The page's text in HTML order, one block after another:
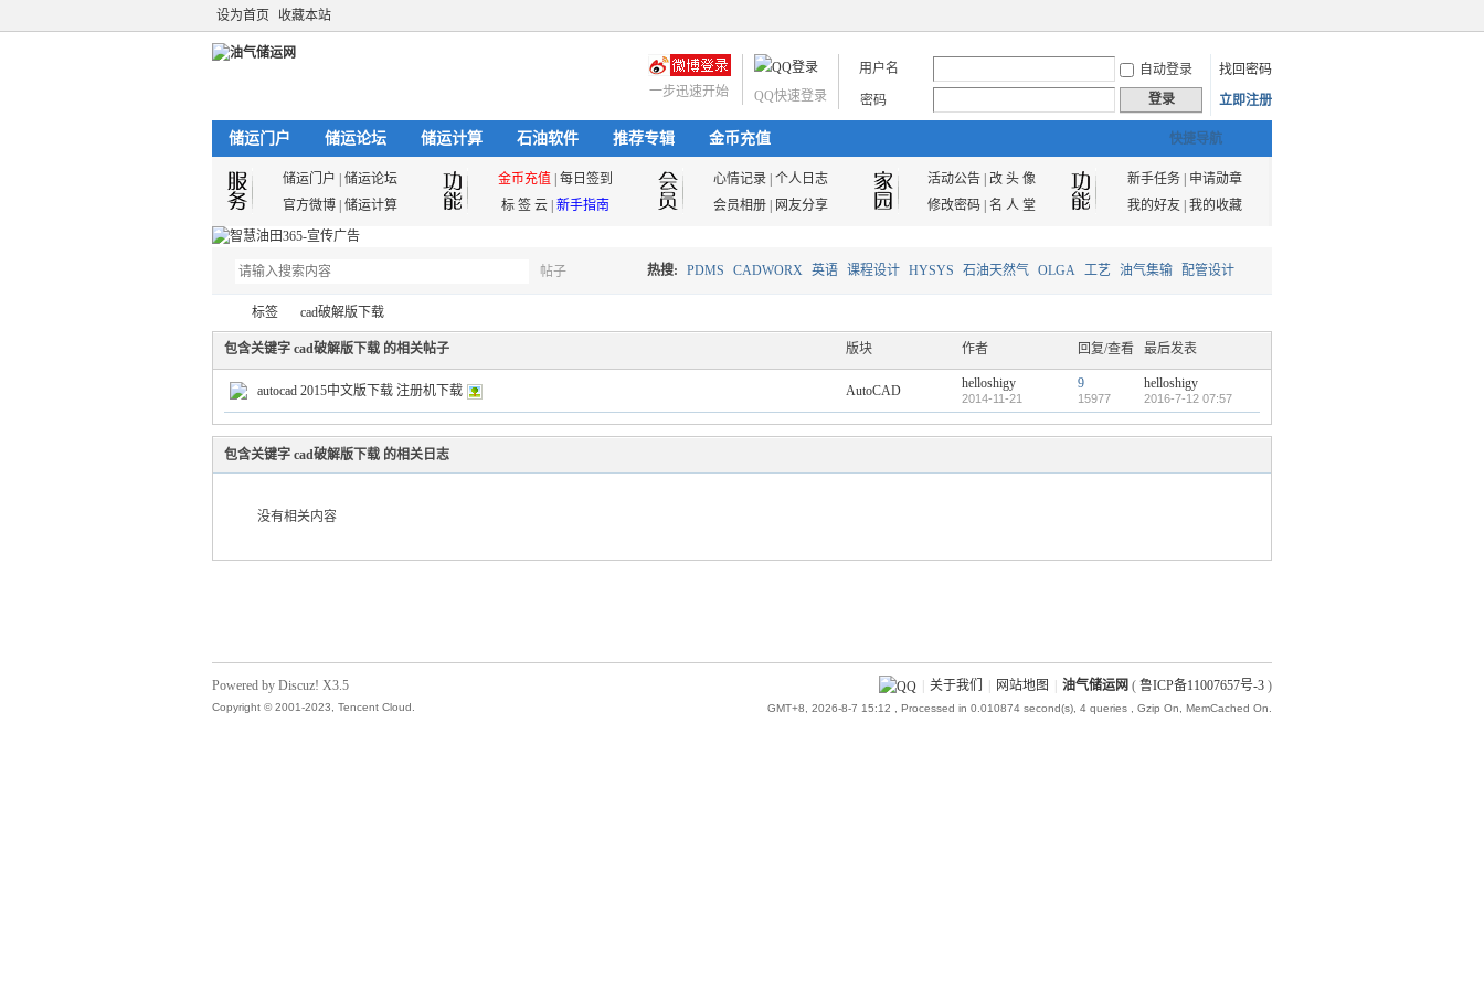
设为首页 收藏本站
用户名 自动登录
找回密码
密码
登录 立即注册
QQ快速登录
一步迅速开始
快捷导航
储运门户 储运论坛 储运计算 石油软件 推荐专辑 金币充值
储运门户 储运论坛 金币充值 每日签到 心情记录 个人日志 活动公告| 改 头 像 新手任务|
申请勋章
官方微博 储运计算 标 签 云 新手指南 会员相册 网友分享 修改密码| 名 人 堂 我的好友| 我的收藏
帖子 热搜: PDMS CADWORX 英语 课程设计 HYSYS 石油天然气 OLGA 工艺 油气集输 配管设计
标签 cad破解版下载
包含关键字 cad破解版下载 的相关帖子 版块 作者 回复/查看 最后发表
autocad 2015中文版下载 注册机下载 AutoCAD helloshigy
2014-11-21
9
15977
helloshigy
2016-7-12 07:57
包含关键字 cad破解版下载 的相关日志
没有相关内容
关于我们 网站地图 油气储运网 ( 鲁ICP备11007657号-3 )
GMT+8, 2026-8-7 15:12 , Processed in 0.010874 second(s), 4 queries , Gzip On, MemCached On.
Powered by Discuz! X3.5
Copyright © 2001-2023, Tencent Cloud.